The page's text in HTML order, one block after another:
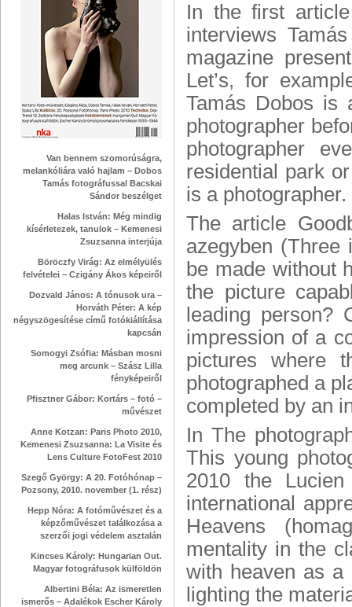
Van bennem szomorúságra,
melankóliára való hajlam – Dobos
Tamás fotográfussal Bacskai
Sándor beszélget
Halas István: Még mindig
kísérletezek, tanulok – Kemenesi
Zsuzsanna interjúja
Böröczfy Virág: Az elmélyülés
felvételei – Czigány Ákos képeiről
Dozvald János: A tónusok ura –
Horváth Péter: A kép
négyszögesítése című fotókiállítása
kapcsán
Somogyi Zsófia: Másban mosni
meg arcunk – Szász Lilla
fényképeiről
Pfisztner Gábor: Kortárs – fotó –
művészet
Anne Kotzan: Paris Photo 2010,
Kemenesi Zsuzsanna: La Visite és
Lens Culture FotoFest 2010
Szegő György: A 20. Fotóhónap –
Pozsony, 2010. november (1. rész)
Hepp Nóra: A fotóművészet és a
képzőművészet találkozása a
szerzői jogi védelem asztalán
Kincses Károly: Hungarian Out.
Magyar fotográfusok külföldön
Albertini Béla: Az ismeretlen
ismerős – Adalékok Escher Károly
In the first
interviews
magazine
Let’s, for
Tamás Dobos is
photographer
photographer
residential park
is a photographer.
The article
azegyben (Three
be made without
the picture
leading
impression of a
pictures where
photographed a
completed by an
In The
This young
2010 the
international
Heavens
mentality in the
with heaven as a
lighting the